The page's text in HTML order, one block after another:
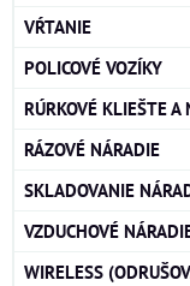
VŔTANIE
POLICOVÉ VOZÍKY
RÚRKOVÉ KLIEŠTE A
RÁZOVÉ NÁRADIE
SKLADOVANIE
VZDUCHOVÉ
WIRELESS